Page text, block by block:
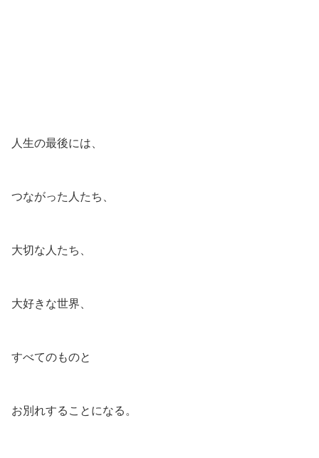
人生の最後には、
つながった人たち、
大切な人たち、
大好きな世界、
すべてのものと
お別れすることになる。